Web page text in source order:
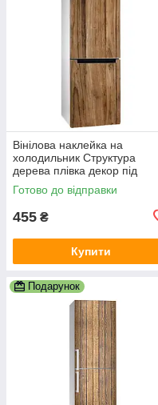
Вінілова наклейка на
холодильник Структура
дерева плівка декор під
дерево глянцева дошки
600х1800 мм
Готово до відправки
455 ₴
Купити
Подарунок